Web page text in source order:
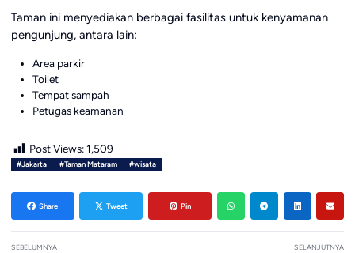
Taman ini menyediakan berbagai fasilitas untuk kenyamanan
pengunjung, antara lain:
Area parkir
Toilet
Tempat sampah
Petugas keamanan
Post Views: 1,509
#Jakarta #Taman Mataram #wisata
Share Tweet Pin
SEBELUMNYA SELANJUTNYA